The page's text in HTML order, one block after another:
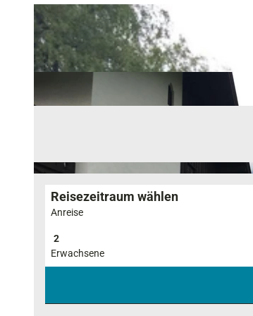
Reisezeitraum wählen
Anreise
Erwachsene